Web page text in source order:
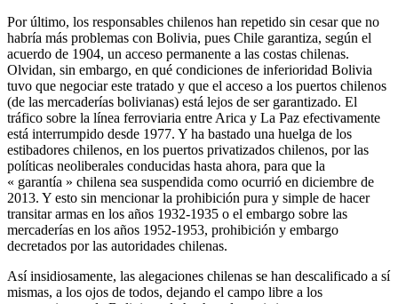
Por último, los responsables chilenos han repetido sin cesar que no
habría más problemas con Bolivia, pues Chile garantiza, según el
acuerdo de 1904, un acceso permanente a las costas chilenas.
Olvidan, sin embargo, en qué condiciones de inferioridad Bolivia
tuvo que negociar este tratado y que el acceso a los puertos chilenos
(de las mercaderías bolivianas) está lejos de ser garantizado. El
tráfico sobre la línea ferroviaria entre Arica y La Paz efectivamente
está interrumpido desde 1977. Y ha bastado una huelga de los
estibadores chilenos, en los puertos privatizados chilenos, por las
políticas neoliberales conducidas hasta ahora, para que la
« garantía » chilena sea suspendida como ocurrió en diciembre de
2013. Y esto sin mencionar la prohibición pura y simple de hacer
transitar armas en los años 1932-1935 o el embargo sobre las
mercaderías en los años 1952-1953, prohibición y embargo
decretados por las autoridades chilenas.
Así insidiosamente, las alegaciones chilenas se han descalificado a sí
mismas, a los ojos de todos, dejando el campo libre a los